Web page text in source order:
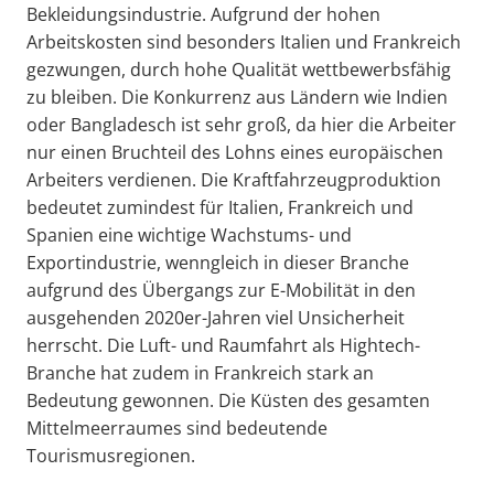
Bekleidungsindustrie. Aufgrund der hohen
Arbeitskosten sind besonders Italien und Frankreich
gezwungen, durch hohe Qualität wettbewerbsfähig
zu bleiben. Die Konkurrenz aus Ländern wie Indien
oder Bangladesch ist sehr groß, da hier die Arbeiter
nur einen Bruchteil des Lohns eines europäischen
Arbeiters verdienen. Die Kraftfahrzeugproduktion
bedeutet zumindest für Italien, Frankreich und
Spanien eine wichtige Wachstums- und
Exportindustrie, wenngleich in dieser Branche
aufgrund des Übergangs zur E-Mobilität in den
ausgehenden 2020er-Jahren viel Unsicherheit
herrscht. Die Luft- und Raumfahrt als Hightech-
Branche hat zudem in Frankreich stark an
Bedeutung gewonnen. Die Küsten des gesamten
Mittelmeerraumes sind bedeutende
Tourismusregionen.